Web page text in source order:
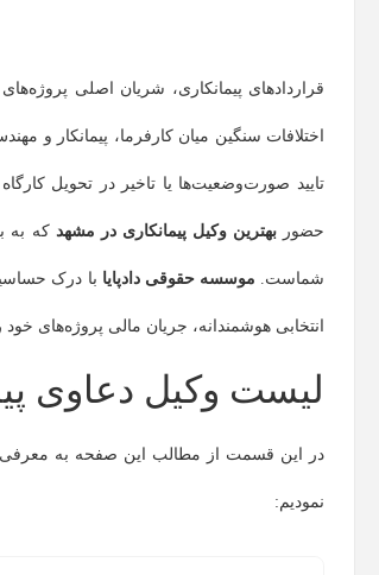
قراردادهای پیمانکاری، شریان اصلی
اختلافات سنگین میان کارفرما، پیمانکار و
تایید صورت‌وضعیت‌ها یا تاخیر در تحویل
حضوربهترین وکیل پیمانکاری در مشهد که به
شماست. موسسه حقوقی دادپایا با درک
انتخابی هوشمندانه، جریان مالی پروژه‌های خود
لیست وکیل دعاوی
در این قسمت از مطالب این صفحه به معرفی
نمودیم: